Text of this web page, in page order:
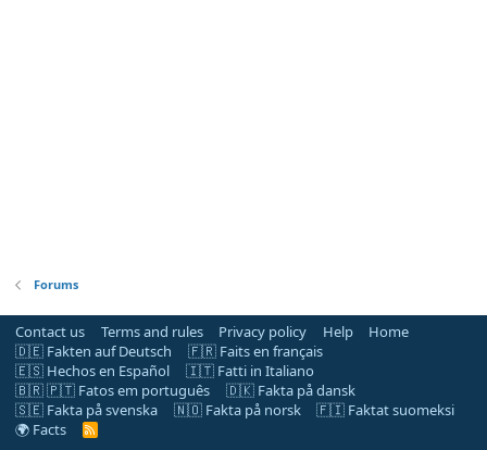
Forums
Contact us Terms and rules Privacy policy Help
Home
🇩🇪 Fakten auf Deutsch
🇫🇷 Faits en français
🇪🇸 Hechos en Español
🇮🇹 Fatti in Italiano
🇧🇷 🇵🇹 Fatos em português
🇩🇰 Fakta på dansk
🇸🇪 Fakta på svenska
🇳🇴 Fakta på norsk
🇫🇮 Faktat suomeksi
🌍 Facts
R